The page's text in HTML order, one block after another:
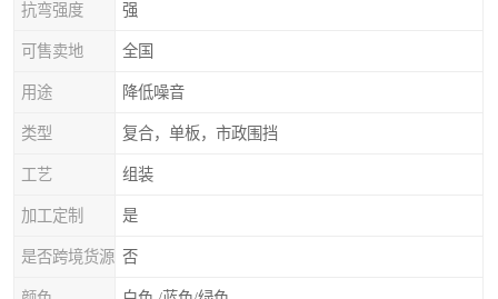
抗弯强度 强
可售卖地 全国
用途 降低噪音
类型 复合，单板，市政围挡
工艺 组装
加工定制 是
是否跨境货源 否